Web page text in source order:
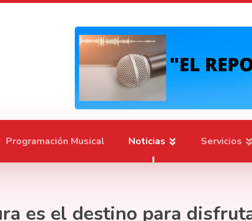
Programación Musical Noticias Servicios
es el destino para